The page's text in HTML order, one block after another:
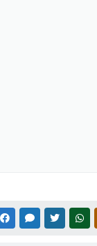
FACEBOOKMESSENGER
TWITTER